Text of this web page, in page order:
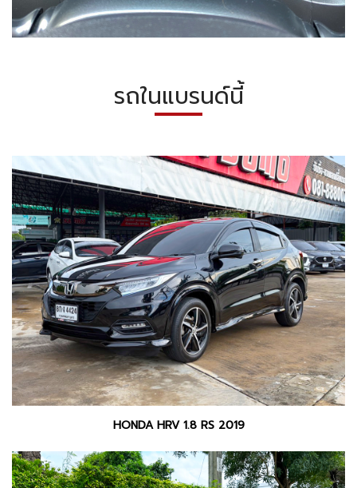
รถในแบรนด์นี้
HONDA HRV 1.8 RS 2019